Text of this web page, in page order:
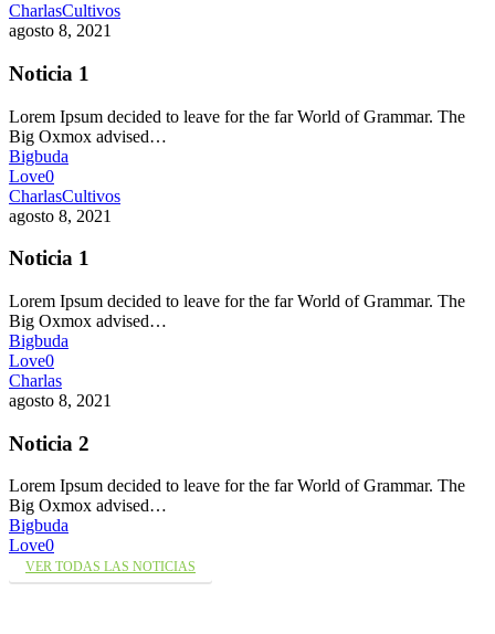
CharlasCultivos
agosto 8, 2021
Noticia 1
Lorem Ipsum decided to leave for the far World of Grammar. The
Big Oxmox advised…
Bigbuda
Love0
CharlasCultivos
agosto 8, 2021
Noticia 1
Lorem Ipsum decided to leave for the far World of Grammar. The
Big Oxmox advised…
Bigbuda
Love0
Charlas
agosto 8, 2021
Noticia 2
Lorem Ipsum decided to leave for the far World of Grammar. The
Big Oxmox advised…
Bigbuda
Love0
VER TODAS LAS NOTICIAS